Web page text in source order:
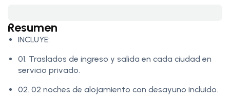
Resumen
INCLUYE:
01. Traslados de ingreso y salida en cada ciudad en
servicio privado.
02. 02 noches de alojamiento con desayuno incluido.